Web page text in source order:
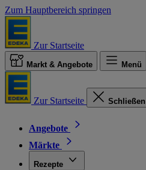
Zum Hauptbereich springen
Zur Startseite
Markt & Angebote Menü
Zur Startseite Schließen
Angebote
Märkte
Rezepte